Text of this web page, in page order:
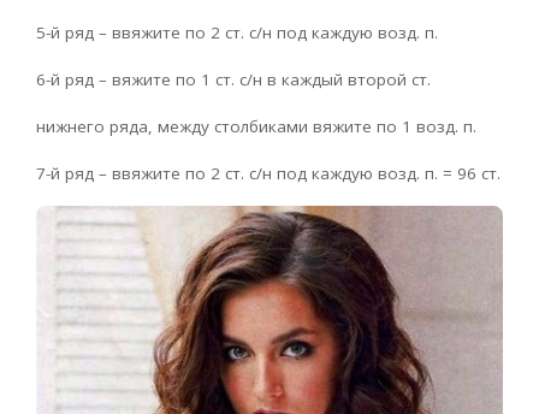
5-й ряд – ввяжите по 2 ст. с/н под каждую возд. п.
6-й ряд – вяжите по 1 ст. с/н в каждый второй ст.
нижнего ряда, между столбиками вяжите по 1 возд. п.
7-й ряд – ввяжите по 2 ст. с/н под каждую возд. п. = 96 ст.